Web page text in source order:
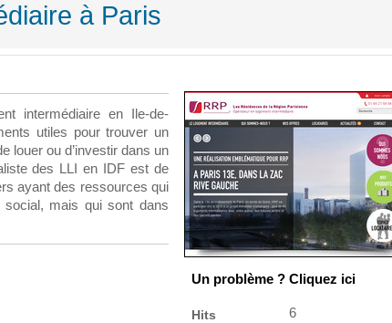
à Paris
intermédiaire en Ile-de-
utiles pour trouver un
louer ou d’investir dans un
des LLI en IDF est de
ayant des ressources qui
mais qui sont dans
Un problème ? Cliquez ici
Hits
6